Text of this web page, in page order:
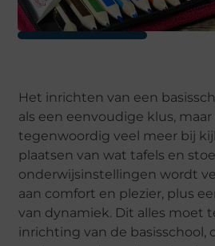
Het inrichten van een
als een eenvoudige klus,
tegenwoordig veel meer bij
plaatsen van wat tafels en
onderwijsinstellingen wordt
aan comfort en plezier, plus
van dynamiek. Dit alles moet
inrichting van de basisschool,